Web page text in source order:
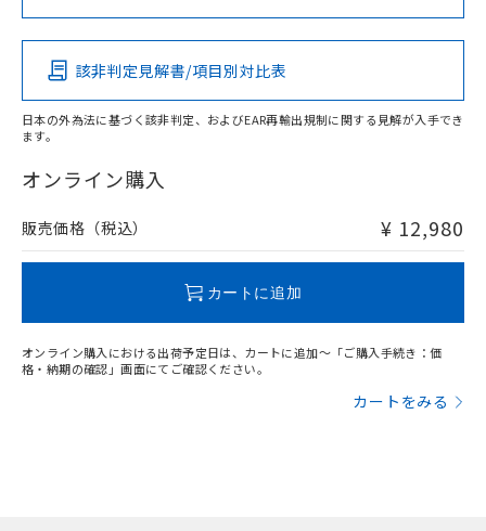
Pb Hg Cd Cr(VI)
O
在庫等で未対応品が混在する可能性があります。
問い合わせください。
この製品の規格認証/適合状況ページへ
その他の認証はこちらのページからご検索ください
該非判定見解書/項目別対比表
日本の外為法に基づく該非判定、およびEAR再輸出規制に関する見解が入手でき
ます。
オンライン購入
販売価格（税込） ¥ 12,980
カートに追加
オンライン購入における出荷予定日は、カートに追加～「ご購入手続き：価
格・納期の確認」画面にてご確認ください。
カートをみる